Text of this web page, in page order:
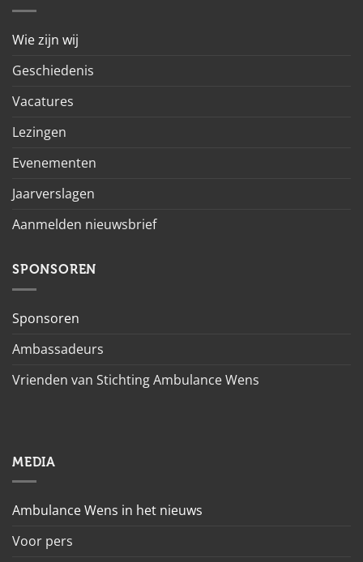
Wie zijn wij
Geschiedenis
Vacatures
Lezingen
Evenementen
Jaarverslagen
Aanmelden nieuwsbrief
SPONSOREN
Sponsoren
Ambassadeurs
Vrienden van Stichting Ambulance Wens
MEDIA
Ambulance Wens in het nieuws
Voor pers